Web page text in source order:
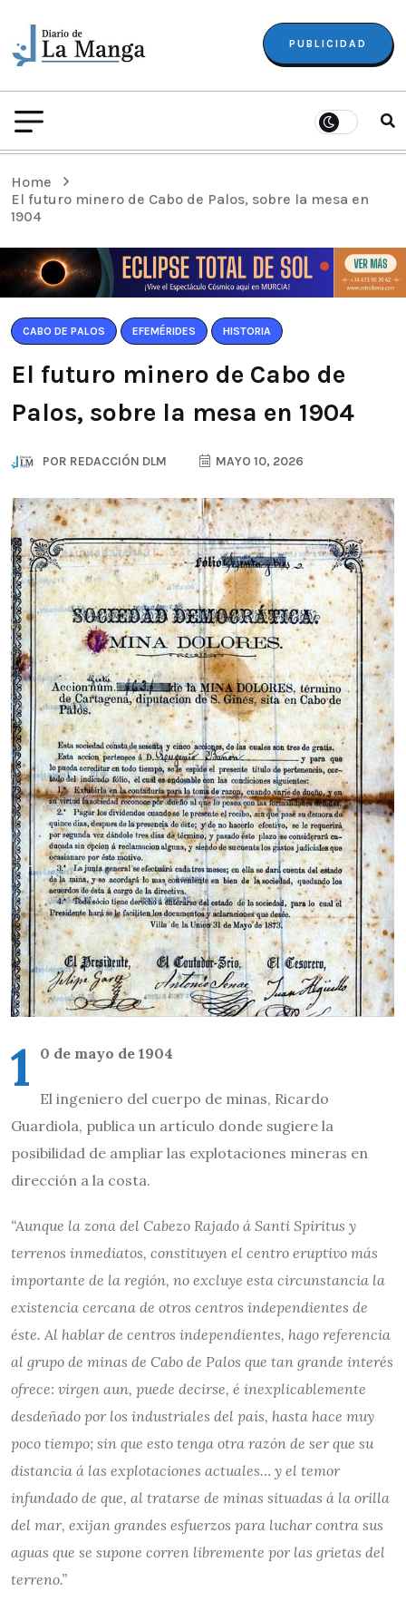
PUBLICIDAD
Home
El futuro minero de Cabo de Palos, sobre la mesa en
1904
CABO DE PALOS EFEMÉRIDES HISTORIA
El futuro minero de Cabo de
Palos, sobre la mesa en 1904
POR REDACCIÓN DLM MAYO 10, 2026
1 0 de mayo de 1904
El ingeniero del cuerpo de minas, Ricardo
Guardiola, publica un artículo donde sugiere la
posibilidad de ampliar las explotaciones mineras en
dirección a la costa.
“Aunque la zona del Cabezo Rajado á Santi Spiritus y
terrenos inmediatos, constituyen el centro eruptivo más
importante de la región, no excluye esta circunstancia la
existencia cercana de otros centros independientes de
éste. Al hablar de centros independientes, hago referencia
al grupo de minas de Cabo de Palos que tan grande interés
ofrece: virgen aun, puede decirse, é inexplicablemente
desdeñado por los industriales del país, hasta hace muy
poco tiempo; sin que esto tenga otra razón de ser que su
distancia á las explotaciones actuales… y el temor
infundado de que, al tratarse de minas situadas á la orilla
del mar, exijan grandes esfuerzos para luchar contra sus
aguas que se supone corren libremente por las grietas del
terreno.”